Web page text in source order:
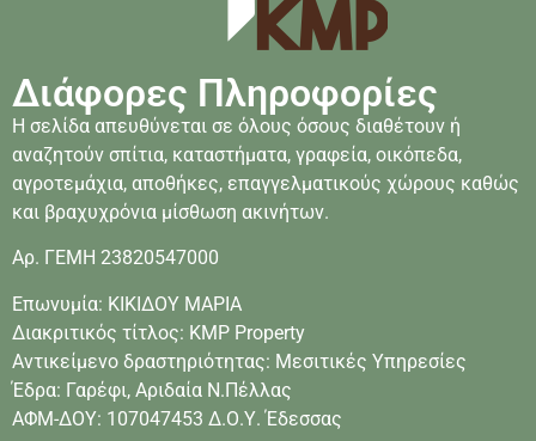
Διάφορες Πληροφορίες
Η σελίδα απευθύνεται σε όλους όσους διαθέτουν ή
αναζητούν σπίτια, καταστήματα, γραφεία, οικόπεδα,
αγροτεμάχια, αποθήκες, επαγγελματικούς χώρους καθώς
και βραχυχρόνια μίσθωση ακινήτων.
Αρ. ΓΕΜΗ 23820547000
Επωνυμία: ΚΙΚΙΔΟΥ ΜΑΡΙΑ
Διακριτικός τίτλος: KMP Property
Αντικείμενο δραστηριότητας: Μεσιτικές Υπηρεσίες
Έδρα: Γαρέφι, Αριδαία Ν.Πέλλας
ΑΦΜ-ΔΟΥ: 107047453 Δ.Ο.Υ. Έδεσσας